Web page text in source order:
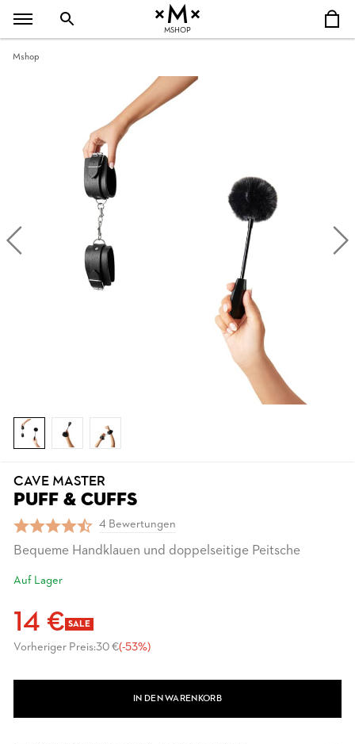
MSHOP
Mshop
CAVE MASTER
PUFF & CUFFS
4 Bewertungen
Bequeme Handklauen und doppelseitige Peitsche
Auf Lager
14 € SALE
Vorheriger Preis:30 €(-53%)
IN DEN WARENKORB